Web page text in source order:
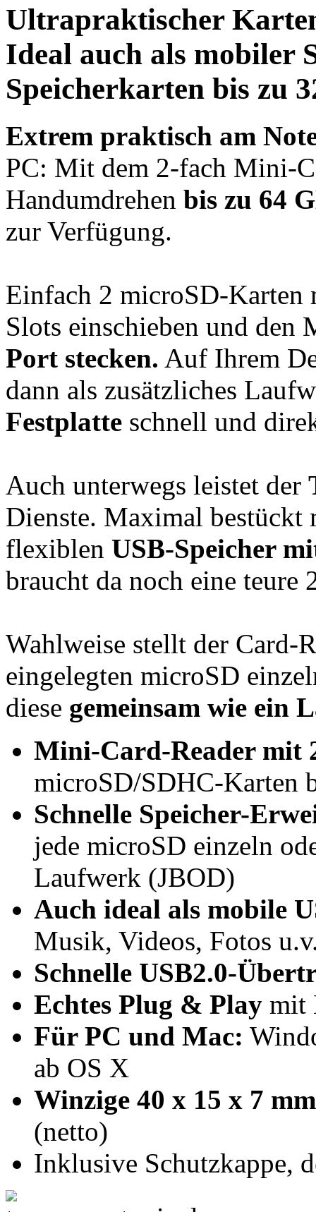
Ultrapraktischer
Ideal auch als mobiler
Speicherkarten bis zu
Extrem praktisch am
PC: Mit dem 2-fach Mini-
Handumdrehen bis zu 64
zur Verfügung.
Einfach 2 microSD-Karten
Slots einschieben und den
Port stecken. Auf Ihrem
dann als zusätzliches
Festplatte schnell und
Auch unterwegs leistet der
Dienste. Maximal bestückt
flexiblen USB-Speicher
braucht da noch eine teure
Wahlweise stellt der Card-
eingelegten microSD
diese gemeinsam wie ein
Mini-Card-Reader mit
microSD/SDHC-Karten
Schnelle Speicher-
jede microSD einzeln
Laufwerk (JBOD)
Auch ideal als mobile
Musik, Videos, Fotos
Schnelle USB2.0-
Echtes Plug & Play mit
Für PC und Mac:
ab OS X
Winzige 40 x 15 x 7
(netto)
Inklusive Schutzkappe,